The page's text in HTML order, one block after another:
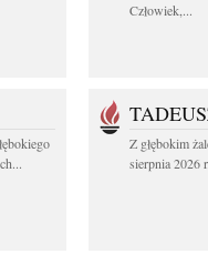
Człowiek,...
Z głębokim
sierpnia 2026